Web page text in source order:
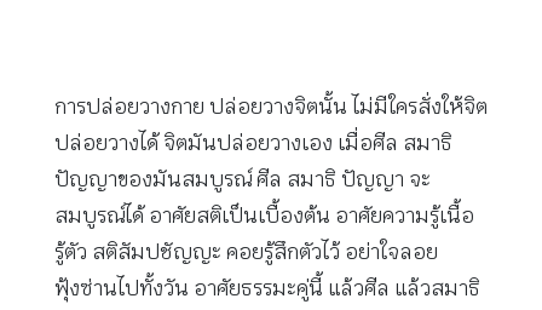
การปล่อยวางกาย ปล่อยวางจิตนั้น ไม่มีใครสั่งให้จิต
ปล่อยวางได้ จิตมันปล่อยวางเอง เมื่อศีล สมาธิ
ปัญญาของมันสมบูรณ์ ศีล สมาธิ ปัญญา จะ
สมบูรณ์ได้ อาศัยสติเป็นเบื้องต้น อาศัยความรู้เนื้อ
รู้ตัว สติสัมปชัญญะ คอยรู้สึกตัวไว้ อย่าใจลอย
ฟุ้งซ่านไปทั้งวัน อาศัยธรรมะคู่นี้ แล้วศีล แล้วสมาธิ